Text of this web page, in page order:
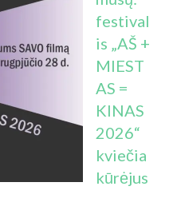
festival
is „AŠ +
MIEST
AS =
KINAS
2026“
kviečia
kūrėjus